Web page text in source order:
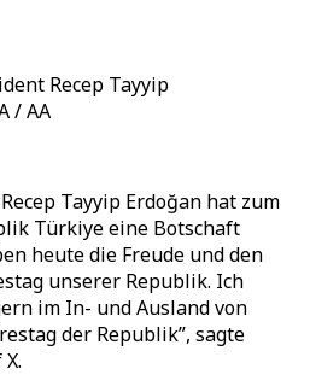
Recep Tayyip
/ AA
Tayyip Erdoğan hat zum
Türkiye eine Botschaft
heute die Freude und den
unserer Republik. Ich
im In- und Ausland von
der Republik”, sagte